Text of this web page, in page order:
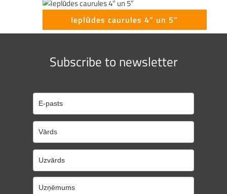
Ieplūdes caurules 4” un 5”
Subscribe to newsletter